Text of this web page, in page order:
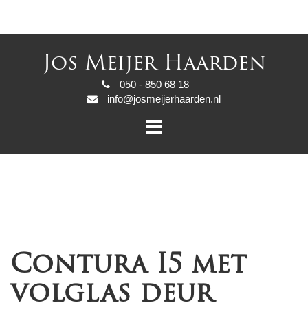
Jos Meijer Haarden
050 - 850 68 18
info@josmeijerhaarden.nl
Contura I5 met
volglas deur